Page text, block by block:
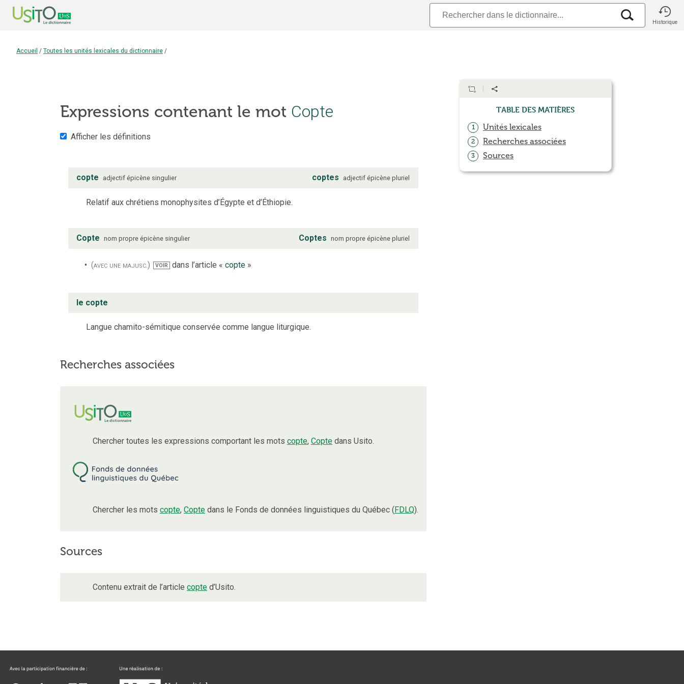
Historique
Accueil / Toutes les unités lexicales du dictionnaire /
Expressions contenant le mot Copte
Afficher les définitions
copte adjectif épicène singulier coptes adjectif épicène pluriel
Relatif aux chrétiens monophysites d’Égypte et d’Éthiopie.
Copte nom propre épicène singulier Coptes nom propre épicène pluriel
(avec une majusc.) VOIR dans l’article « copte»
le copte
Langue chamito-sémitique conservée comme langue liturgique.
Recherches associées
Chercher toutes les expressions comportant les mots copte, Copte dans Usito.
Chercher les mots copte, Copte dans le Fonds de données linguistiques du Québec (FDLQ).
Sources
Contenu extrait de l’article copte d’Usito.
Table des matières
1 Unités lexicales
2 Recherches associées
3 Sources